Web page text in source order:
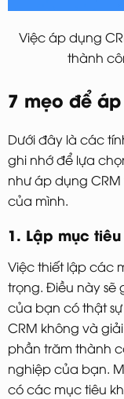
Việc áp dụng
thành
7 mẹo để
Dưới đây là các
ghi nhớ để lựa
như áp dụng
của mình.
1. Lập mục tiêu
Việc thiết lập các
trọng. Điều này
của bạn có thật
CRM không và
phần trăm thành
nghiệp của bạn.
có các mục tiêu